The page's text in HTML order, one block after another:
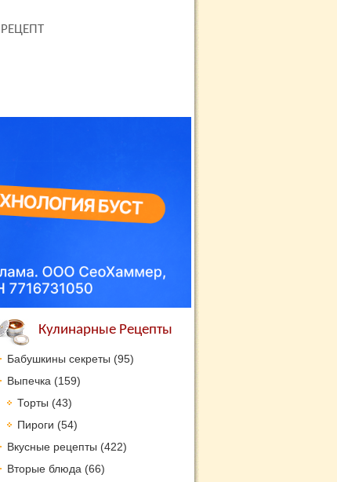
Кулинарные Рецепты
Бабушкины секреты (95)
Выпечка (159)
Торты (43)
Пироги (54)
Вкусные рецепты (422)
Вторые блюда (66)